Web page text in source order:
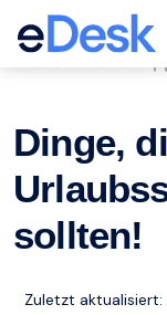
eCommerce
Dinge,
sollten!
Zuletzt